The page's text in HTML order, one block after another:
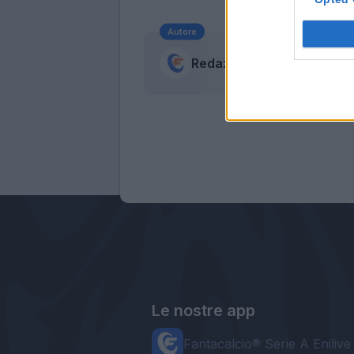
Autore
Redazione Fantacalcio.it
Le nostre app
Fantacalcio® Serie A Enilive